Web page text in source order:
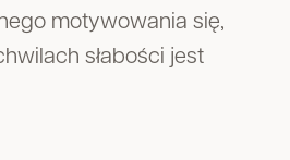
motywowania się,
słabości jest